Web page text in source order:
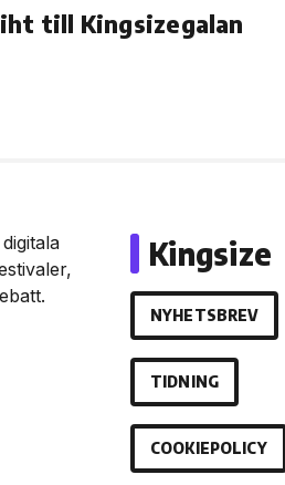
till Kingsizegalan
Kingsize
NYHETSBREV
TIDNING
COOKIEPOLICY